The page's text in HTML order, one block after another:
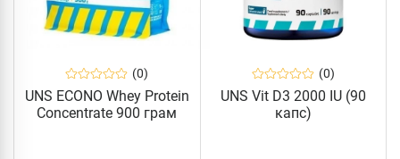
(0)
UNS ECONO Whey Protein
Concentrate 900 грам
(0)
UNS Vit D3 2000 IU (90
капс)